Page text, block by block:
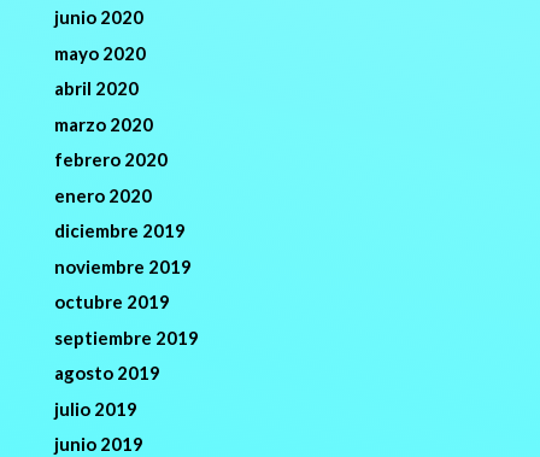
junio 2020
mayo 2020
abril 2020
marzo 2020
febrero 2020
enero 2020
diciembre 2019
noviembre 2019
octubre 2019
septiembre 2019
agosto 2019
julio 2019
junio 2019